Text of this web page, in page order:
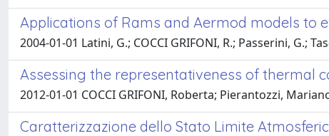
Applications of Rams and Aermod models to
2004-01-01 Latini, G.; COCCI GRIFONI, R.; Passerini, G.;
Assessing the representativeness of thermal
2012-01-01 COCCI GRIFONI, Roberta; Pierantozzi,
Caratterizzazione dello Stato Limite